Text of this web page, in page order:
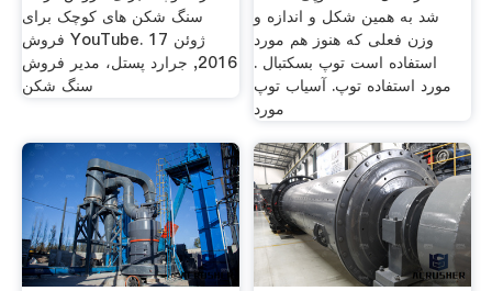
سنگ شکن های کوچک برای
فروش YouTube. 17 ژوئن
2016, جرارد پستل، مدیر فروش
سنگ شکن
شد به همین شکل و اندازه و
وزن فعلی که هنوز هم مورد
استفاده است توپ بسکتبال .
مورد استفاده توپ. آسیاب توپ
مورد